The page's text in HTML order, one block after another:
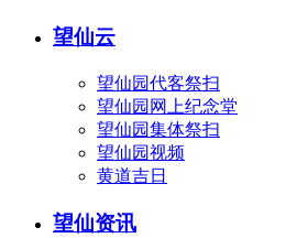
望仙云
望仙园代客祭扫
望仙园网上纪念堂
望仙园集体祭扫
望仙园视频
黄道吉日
望仙资讯